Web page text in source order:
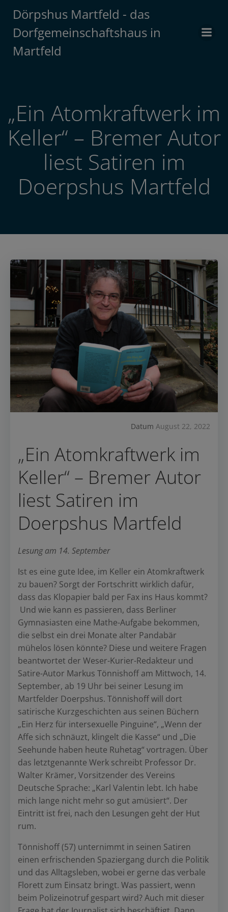
Inhalt
springen
Dörpshus Martfeld - das
Dorfgemeinschaftshaus in
Martfeld
„Ein Atomkraftwerk im
Keller“ – Bremer Autor
liest Satiren im
Doerpshus Martfeld
Datum August 22, 2022
„Ein Atomkraftwerk im
Keller“ – Bremer Autor
liest Satiren im
Doerpshus Martfeld
Lesung am 14. September
Ist es eine gute Idee, im Keller ein Atomkraftwerk
zu bauen? Sorgt der Fortschritt wirklich dafür,
dass das Klopapier bald per Fax ins Haus kommt?
Und wie kann es passieren, dass Berliner
Gymnasiasten eine Mathe-Aufgabe bekommen,
die selbst ein drei Monate alter Pandabär
mühelos lösen könnte? Diese und weitere Fragen
beantwortet der Weser-Kurier-Redakteur und
Satire-Autor Markus Tönnishoff am Mittwoch, 14.
September, ab 19 Uhr bei seiner Lesung im
Martfelder Doerpshus. Tönnishoff will dort
satirische Kurzgeschichten aus seinen Büchern
„Ein Herz für intersexuelle Pinguine“, „Wenn der
Affe sich schnäuzt, klingelt die Kasse“ und „Die
Seehunde haben heute Ruhetag“ vortragen. Über
das letztgenannte Werk schreibt Professor Dr.
Walter Krämer, Vorsitzender des Vereins
Deutsche Sprache: „Karl Valentin lebt. Ich habe
mich lange nicht mehr so gut amüsiert“. Der
Eintritt ist frei, nach den Lesungen geht der Hut
rum.
Tönnishoff (57) unternimmt in seinen Satiren
einen erfrischenden Spaziergang durch die Politik
und das Alltagsleben, wobei er gerne das verbale
Florett zum Einsatz bringt. Was passiert, wenn
beim Polizeinotruf gespart wird? Auch mit dieser